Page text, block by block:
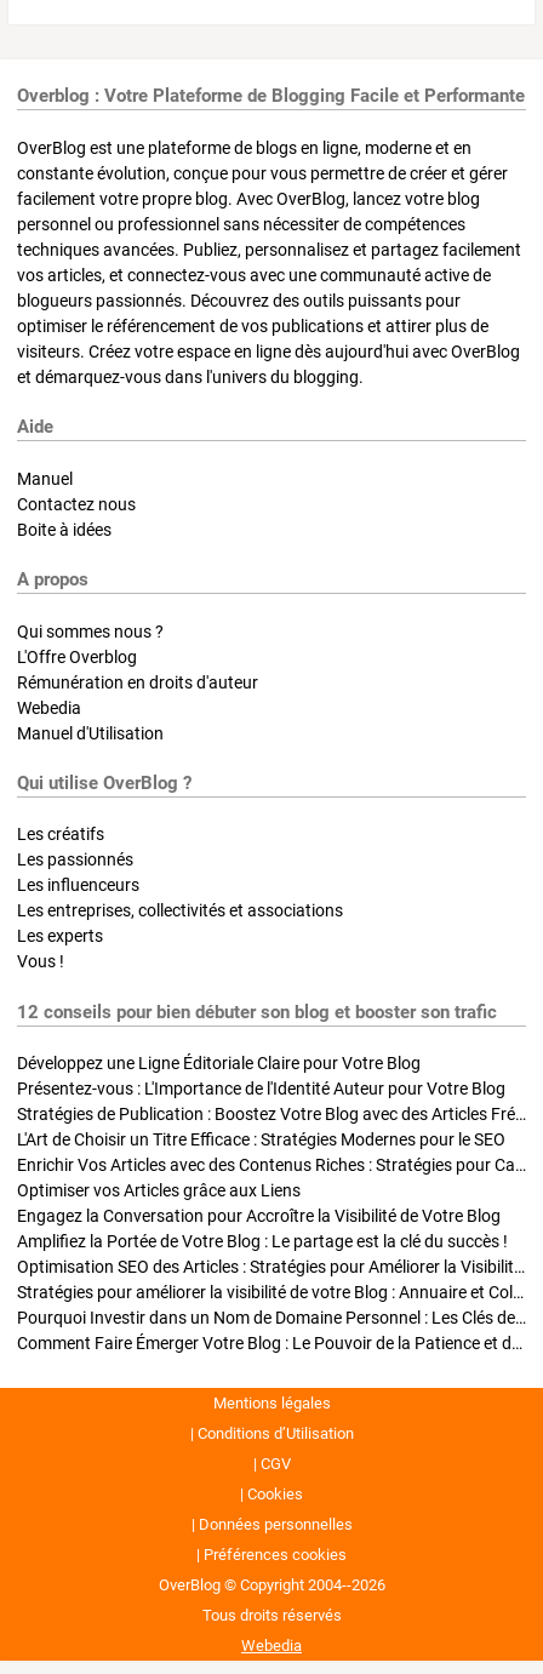
Overblog : Votre Plateforme de Blogging Facile et Performante
OverBlog est une plateforme de blogs en ligne, moderne et en
constante évolution, conçue pour vous permettre de créer et gérer
facilement votre propre blog. Avec OverBlog, lancez votre blog
personnel ou professionnel sans nécessiter de compétences
techniques avancées. Publiez, personnalisez et partagez facilement
vos articles, et connectez-vous avec une communauté active de
blogueurs passionnés. Découvrez des outils puissants pour
optimiser le référencement de vos publications et attirer plus de
visiteurs. Créez votre espace en ligne dès aujourd'hui avec OverBlog
et démarquez-vous dans l'univers du blogging.
Aide
Manuel
Contactez nous
Boite à idées
A propos
Qui sommes nous ?
L'Offre Overblog
Rémunération en droits d'auteur
Webedia
Manuel d'Utilisation
Qui utilise OverBlog ?
Les créatifs
Les passionnés
Les influenceurs
Les entreprises, collectivités et associations
Les experts
Vous !
12 conseils pour bien débuter son blog et booster son trafic
Développez une Ligne Éditoriale Claire pour Votre Blog
Présentez-vous : L'Importance de l'Identité Auteur pour Votre Blog
Stratégies de Publication : Boostez Votre Blog avec des Articles Fréquents et Exclusifs
L'Art de Choisir un Titre Efficace : Stratégies Modernes pour le SEO
Enrichir Vos Articles avec des Contenus Riches : Stratégies pour Captiver et Optimiser
Optimiser vos Articles grâce aux Liens
Engagez la Conversation pour Accroître la Visibilité de Votre Blog
Amplifiez la Portée de Votre Blog : Le partage est la clé du succès !
Optimisation SEO des Articles : Stratégies pour Améliorer la Visibilité de Votre Blog
Stratégies pour améliorer la visibilité de votre Blog : Annuaire et Collaborations
Pourquoi Investir dans un Nom de Domaine Personnel : Les Clés de la Réussite de Votre Blog
Comment Faire Émerger Votre Blog : Le Pouvoir de la Patience et de la Persévérance
Mentions légales
Conditions d’Utilisation
CGV
Cookies
Données personnelles
Préférences cookies
OverBlog © Copyright 2004--2026
Tous droits réservés
Webedia